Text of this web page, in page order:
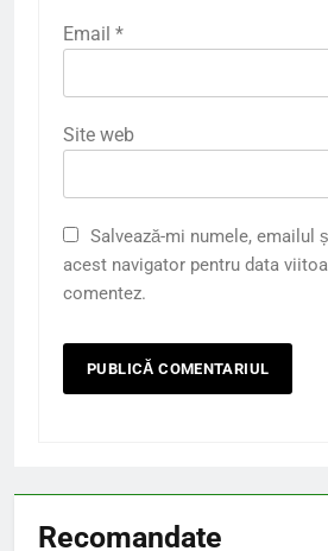
Email *
Site web
Salvează-mi numele, emailul
acest navigator pentru data
comentez.
Recomandate